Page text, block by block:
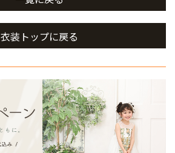
衣装トップに戻る